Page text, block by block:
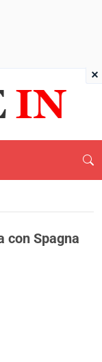
con Spagna
×